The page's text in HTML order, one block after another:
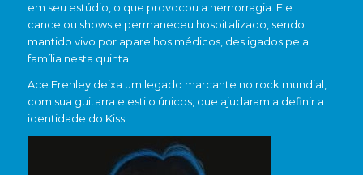
em seu estúdio, o que provocou a hemorragia. Ele
cancelou shows e permaneceu hospitalizado, sendo
mantido vivo por aparelhos médicos, desligados pela
família nesta quinta.
Ace Frehley deixa um legado marcante no rock mundial,
com sua guitarra e estilo únicos, que ajudaram a definir a
identidade do Kiss.